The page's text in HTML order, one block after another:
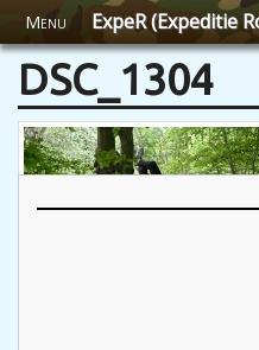
Menu ExpeR (Expeditie
DSC_1304